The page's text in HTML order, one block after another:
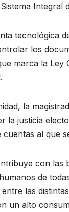
Integral
tecnológica
los
marca la Ley
la
la justicia
al que
con
de
las
un alto